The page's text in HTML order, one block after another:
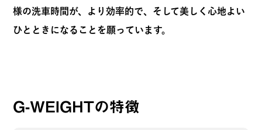
様の洗車時間が、より効率的で、そして美しく心地よい
ひとときになることを願っています。
G-WEIGHTの特徴